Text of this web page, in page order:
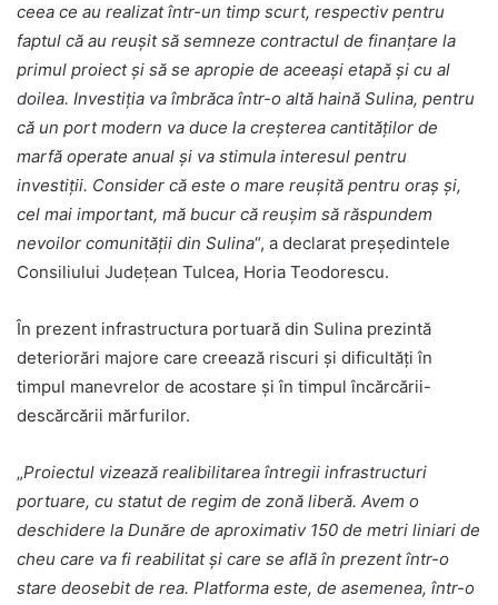
ceea ce au realizat într-un timp scurt, respectiv pentru
faptul că au reușit să semneze contractul de finanțare la
primul proiect și să se apropie de aceeași etapă și cu al
doilea. Investiția va îmbrăca într-o altă haină Sulina, pentru
că un port modern va duce la creșterea cantităților de
marfă operate anual și va stimula interesul pentru
investiții. Consider că este o mare reușită pentru oraș și,
cel mai important, mă bucur că reușim să răspundem
nevoilor comunității din Sulina“, a declarat președintele
Consiliului Județean Tulcea, Horia Teodorescu.
În prezent infrastructura portuară din Sulina prezintă
deteriorări majore care creează riscuri şi dificultăţi în
timpul manevrelor de acostare şi în timpul încărcării-
descărcării mărfurilor.
„Proiectul vizează realibilitarea întregii infrastructuri
portuare, cu statut de regim de zonă liberă. Avem o
deschidere la Dunăre de aproximativ 150 de metri liniari de
cheu care va fi reabilitat și care se află în prezent într-o
stare deosebit de rea. Platforma este, de asemenea, într-o